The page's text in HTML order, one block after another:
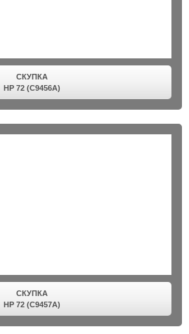
СКУПКА
HP 72 (C9456A)
СКУПКА
HP 72 (C9457A)